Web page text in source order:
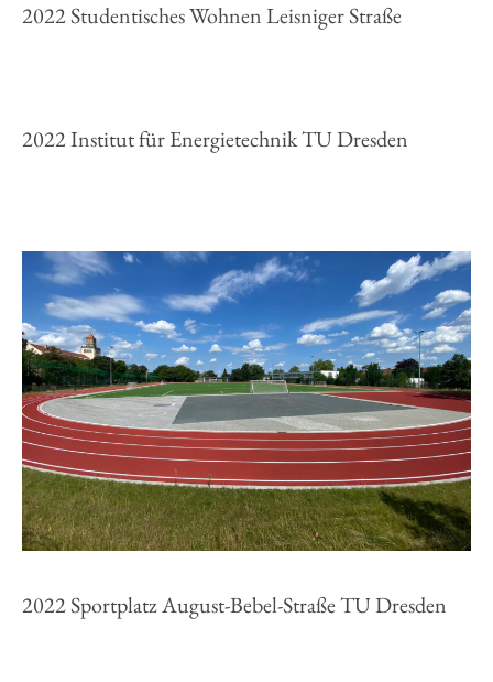
2022 Studentisches Wohnen Leisniger Straße
2022 Institut für Energietechnik TU Dresden
2022 Sportplatz August-Bebel-Straße TU Dresden